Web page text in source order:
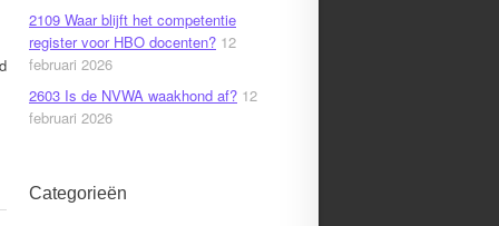
2109 Waar blijft het competentie
register voor HBO docenten? 12
februari 2026
2603 Is de NVWA waakhond af? 12
februari 2026
Categorieën